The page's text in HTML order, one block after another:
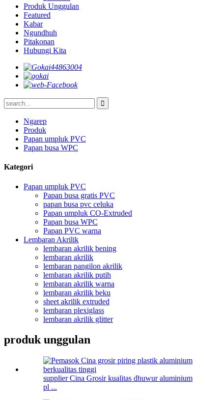
Produk Unggulan
Featured
Kabar
Ngundhuh
Pitakonan
Hubungi Kita
Ngarep
Produk
Papan umpluk PVC
Papan busa WPC
Kategori
Papan umpluk PVC
Papan busa gratis PVC
papan busa pvc celuka
Papan umpluk CO-Extruded
Papan busa WPC
Papan PVC warna
Lembaran Akrilik
lembaran akrilik bening
lembaran akrilik
lembaran pangilon akrilik
lembaran akrilik putih
lembaran akrilik warna
lembaran akrilik beku
sheet akrilik extruded
lembaran plexiglass
lembaran akrilik glitter
produk unggulan
supplier Cina Grosir kualitas dhuwur aluminium
pl ...